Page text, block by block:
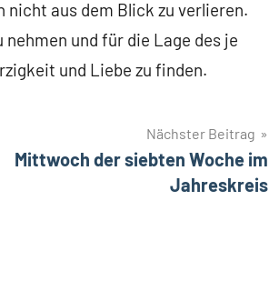
nicht aus dem Blick zu verlieren.
und für die Lage des je
und Liebe zu finden.
Nächster Beitrag
Mittwoch der siebten Woche im
Jahreskreis